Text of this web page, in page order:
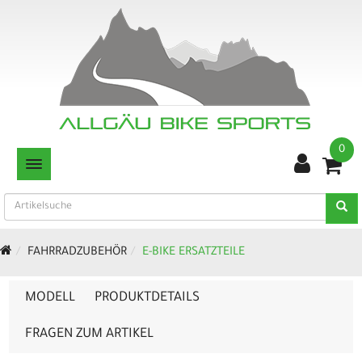
TOGGLE NAVIGATION
0
FAHRRADZUBEHÖR E-BIKE ERSATZTEILE
MODELL PRODUKTDETAILS
FRAGEN ZUM ARTIKEL